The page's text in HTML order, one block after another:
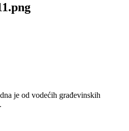
je od vodećih građevinskih